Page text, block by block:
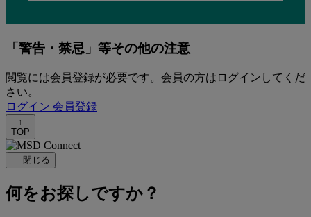
「警告・禁忌」等その他の注意
閲覧には会員登録が必要です。会員の方はログインしてくだ
さい。
ログイン 会員登録
↑
TOP
閉じる
何をお探しですか？